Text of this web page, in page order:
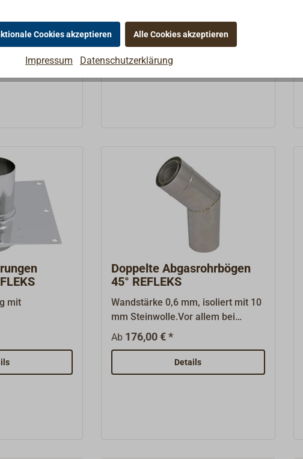
aus
den REFLEKS
gefertigt werden, kann schon mal
nach Jahren ein Ersatz erforderlich
werden. Die Töpfe werden
komplett mit angeschweißtem
Einlaufrohr geliefert, mit
Brennern sind diese separat zu
bestellen.Weiterhin lieferbar sind
hier nicht aufgeführte Ersatzteile
für REFLEKS-Öfen wie
Brennerringe, komplette
Innenöfen, Heizschlangen.
Ab217,00 € *
mit
aus
den REFLEKS
Doppelte Abgasrohrbögen
45° REFLEKS
Wandstärke 0,6 mm, isoliert mit 10
mm Steinwolle.Vor allem bei
niedrigsten Temperaturen sind
doppelte Abgasrohre im
Außenbereich wichtig, da der Zug
durch sehr kalte Rohre stark
Ab 176,00 € *
Details
Cookies akzeptieren Alle Cookies akzeptieren
Impressum Datenschutzerklärung